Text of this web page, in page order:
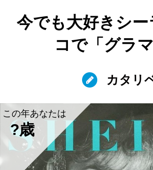
今でも大好きシ
コで「グラ
カタリ
この年あなたは
?歳